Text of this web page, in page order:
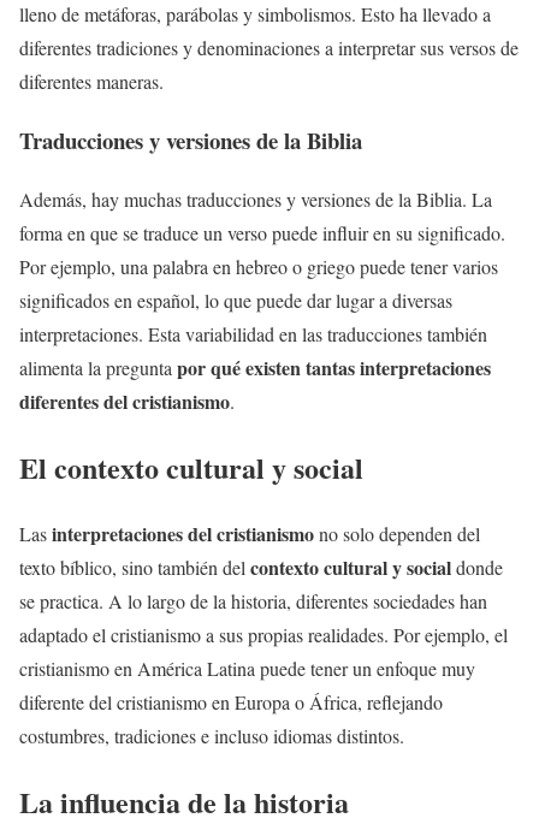
lleno de metáforas, parábolas y simbolismos. Esto ha llevado a
diferentes tradiciones y denominaciones a interpretar sus versos de
diferentes maneras.
Traducciones y versiones de la Biblia
Además, hay muchas traducciones y versiones de la Biblia. La
forma en que se traduce un verso puede influir en su significado.
Por ejemplo, una palabra en hebreo o griego puede tener varios
significados en español, lo que puede dar lugar a diversas
interpretaciones. Esta variabilidad en las traducciones también
alimenta la pregunta por qué existen tantas interpretaciones
diferentes del cristianismo.
El contexto cultural y social
Lasinterpretaciones del cristianismono solo dependen del
texto bíblico, sino también del contexto cultural y socialdonde
se practica. A lo largo de la historia, diferentes sociedades han
adaptado el cristianismo a sus propias realidades. Por ejemplo, el
cristianismo en América Latina puede tener un enfoque muy
diferente del cristianismo en Europa o África, reflejando
costumbres, tradiciones e incluso idiomas distintos.
La influencia de la historia